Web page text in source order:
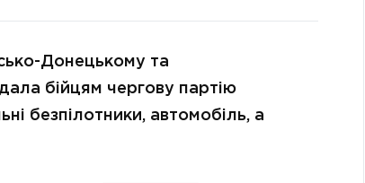
Донецькому та
бійцям чергову партію
безпілотники, автомобіль, а